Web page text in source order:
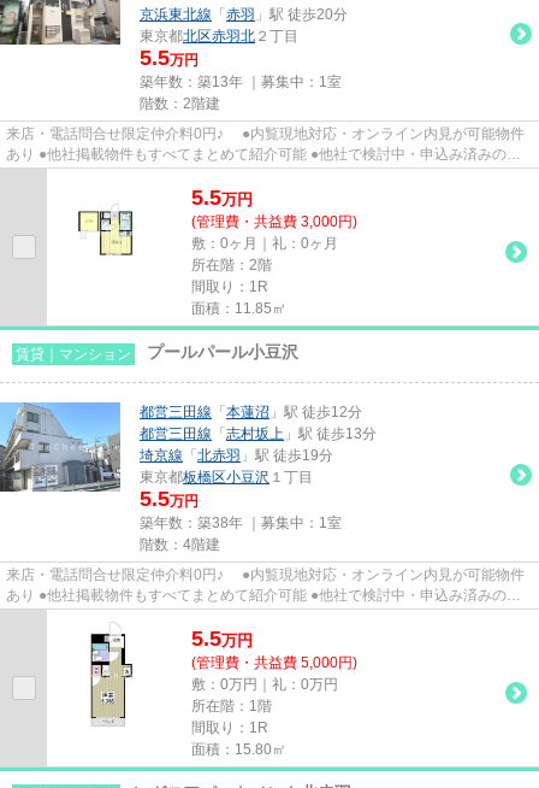
京浜東北線 「 赤羽 」駅 徒歩20分
東京都北区赤羽北 ２丁目
5.5万円
築年数：築13年 ｜募集中： 1室
階数：2階建
来店・電話問合せ限定仲介料0円♪ ●内覧現地対応・オンライン内見が可能物件
あり ●他社掲載物件もすべてまとめて紹介可能 ●他社で検討中・申込み済みのお
5.5万円
(管理費・共益費 3,000円)
敷：0ヶ月｜礼：0ヶ月
所在階：2階
間取り：1R
面積：11.85㎡
賃貸｜マンション プールパール小豆沢
都営三田線 「 本蓮沼 」駅 徒歩12分
都営三田線 「 志村坂上 」駅 徒歩13分
埼京線 「 北赤羽 」駅 徒歩19分
東京都板橋区小豆沢 １丁目
5.5万円
築年数：築38年 ｜募集中： 1室
階数：4階建
来店・電話問合せ限定仲介料0円♪ ●内覧現地対応・オンライン内見が可能物件
あり ●他社掲載物件もすべてまとめて紹介可能 ●他社で検討中・申込み済みのお
5.5万円
(管理費・共益費 5,000円)
敷：0万円｜礼：0万円
所在階：1階
間取り：1R
面積：15.80㎡